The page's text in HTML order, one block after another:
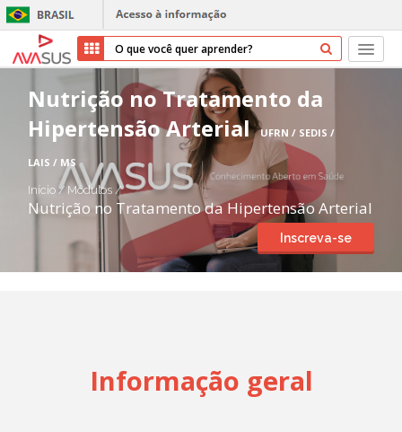
Início
Cursos
Parceiros
Sobre nós
Transparência
Entrar
Nutrição no Tratamento da
Hipertensão Arterial UFRN / SEDIS /
LAIS / MS
Início / Módulos/
Nutrição no Tratamento da Hipertensão Arterial
Inscreva-se
Informação geral